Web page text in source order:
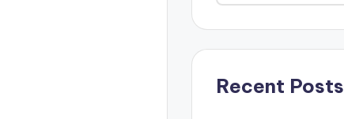
Recent Posts